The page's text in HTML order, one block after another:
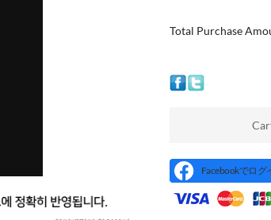
Total Purchase
Facebookでログ